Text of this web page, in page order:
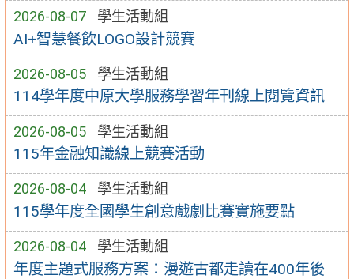
2026-08-07 學生活動組
AI+智慧餐飲LOGO設計競賽
2026-08-05 學生活動組
114學年度中原大學服務學習年刊線上閱覽資訊
2026-08-05 學生活動組
115年金融知識線上競賽活動
2026-08-04 學生活動組
115學年度全國學生創意戲劇比賽實施要點
2026-08-04 學生活動組
年度主題式服務方案：漫遊古都走讀在400年後